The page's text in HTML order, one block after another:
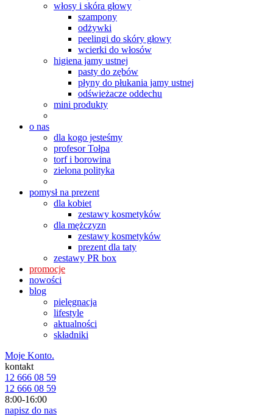
włosy i skóra głowy
szampony
odżywki
peelingi do skóry głowy
wcierki do włosów
higiena jamy ustnej
pasty do zębów
płyny do płukania jamy ustnej
odświeżacze oddechu
mini produkty
o nas
dla kogo jesteśmy
profesor Tołpa
torf i borowina
zielona polityka
pomysł na prezent
dla kobiet
zestawy kosmetyków
dla mężczyzn
zestawy kosmetyków
prezent dla taty
zestawy PR box
promocje
nowości
blog
pielęgnacja
lifestyle
aktualności
składniki
Moje Konto.
kontakt
12 666 08 59
12 666 08 59
8:00-16:00
napisz do nas